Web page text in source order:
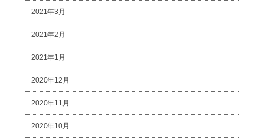
2021年3月
2021年2月
2021年1月
2020年12月
2020年11月
2020年10月